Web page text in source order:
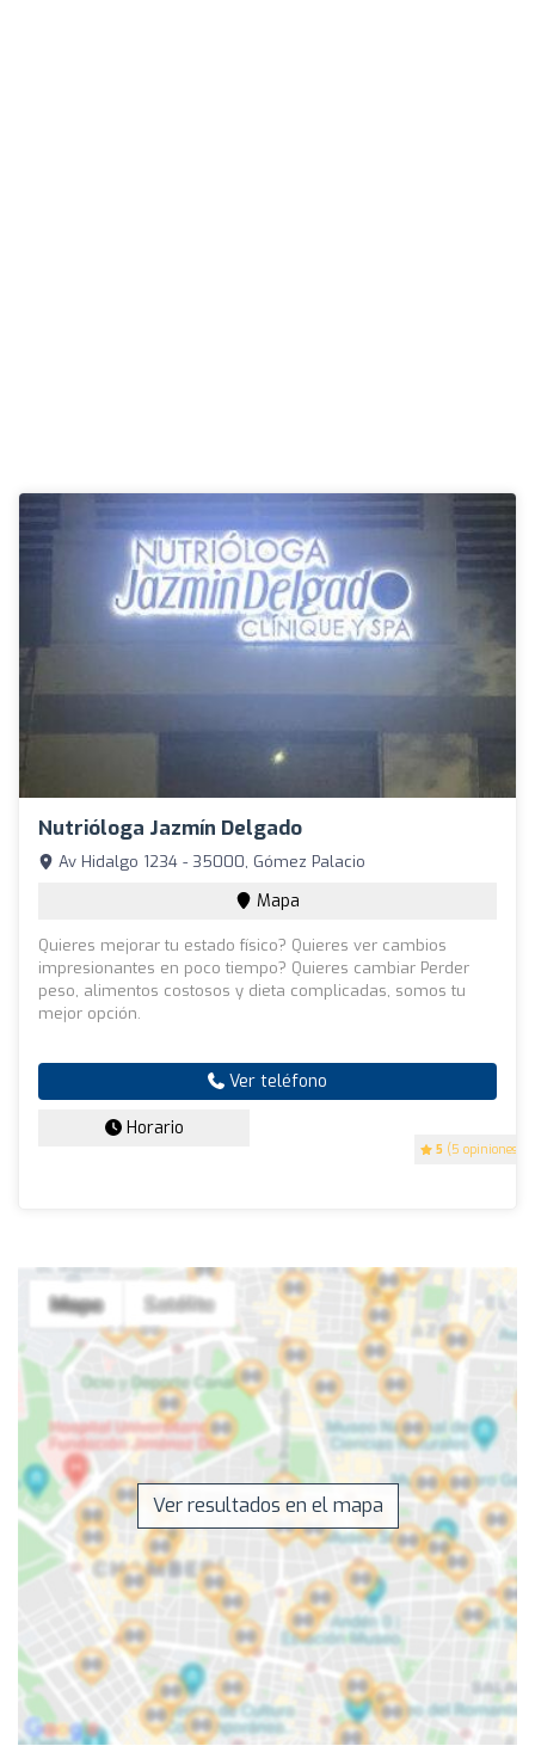
Nutrióloga Jazmín Delgado
5 (5 opiniones)
Av Hidalgo 1234 - 35000, Gómez Palacio
Mapa
Quieres mejorar tu estado físico? Quieres ver cambios
impresionantes en poco tiempo? Quieres cambiar Perder
peso, alimentos costosos y dieta complicadas, somos tu
mejor opción.
Ver teléfono
Horario
Ver resultados en el mapa